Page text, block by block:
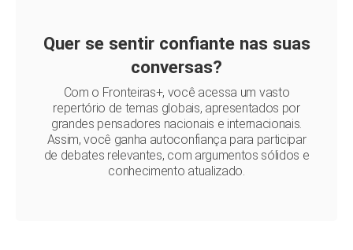
Quer se sentir confiante nas suas
conversas?
Com o Fronteiras+, você acessa um vasto
repertório de temas globais, apresentados por
grandes pensadores nacionais e internacionais.
Assim, você ganha autoconfiança para participar
de debates relevantes, com argumentos sólidos e
conhecimento atualizado.